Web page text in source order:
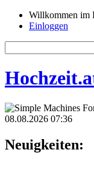
Willkommen im
Einloggen
08.08.2026 07:36
Neuigkeiten: